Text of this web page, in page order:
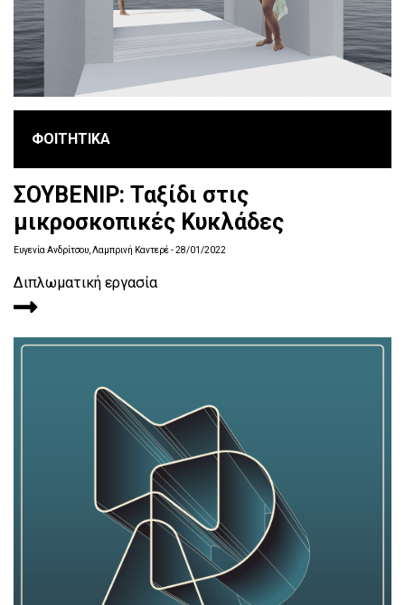
ΦΟΙΤΗΤΙΚΑ
ΣΟΥΒΕΝΙΡ: Ταξίδι στις
µικροσκοπικές Κυκλάδες
Ευγενία Ανδρίτσου, Λαμπρινή Καντερέ- 28/01/2022
Διπλωματική εργασία